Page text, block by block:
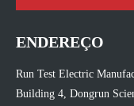
ENDEREÇO
Run Test Electric
Building 4, Dongrun